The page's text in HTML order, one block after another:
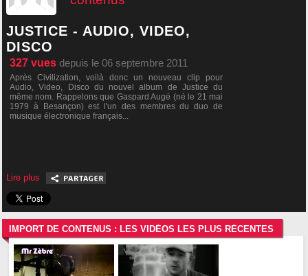
JUSTICE - AUDIO, VIDEO,
DISCO
327 vues depuis le 06 septembre 2011
Après Civilization, voilà donc un nouveau clip pour
Audio, Video, Disco du nouvel album de Justice du
même nom. Rappelons que Gaspard Augé (né le 21 mai
1979 à Besançon) est l'un des membres du duo de
musique électronique français...
Lire plus
IMPORT DE CONTENUS : LES VIDÉOS LES PLUS RÉCENTES